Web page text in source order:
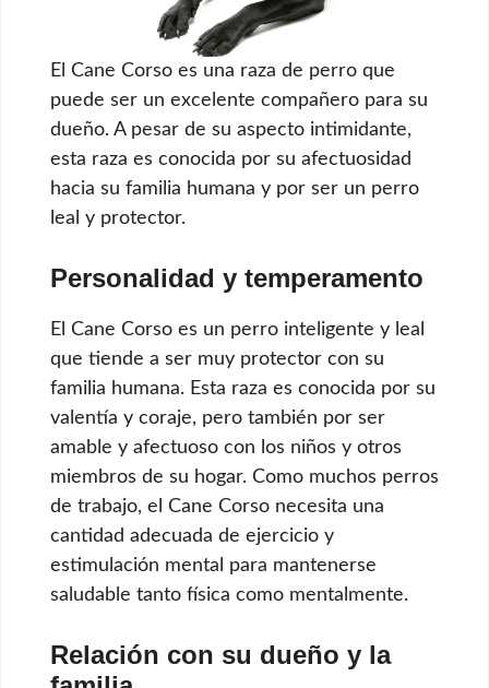
El Cane Corso es una raza de perro que
puede ser un excelente compañero para su
dueño. A pesar de su aspecto intimidante,
esta raza es conocida por su afectuosidad
hacia su familia humana y por ser un perro
leal y protector.
Personalidad y temperamento
El Cane Corso es un perro inteligente y leal
que tiende a ser muy protector con su
familia humana. Esta raza es conocida por su
valentía y coraje, pero también por ser
amable y afectuoso con los niños y otros
miembros de su hogar. Como muchos perros
de trabajo, el Cane Corso necesita una
cantidad adecuada de ejercicio y
estimulación mental para mantenerse
saludable tanto física como mentalmente.
Relación con su dueño y la